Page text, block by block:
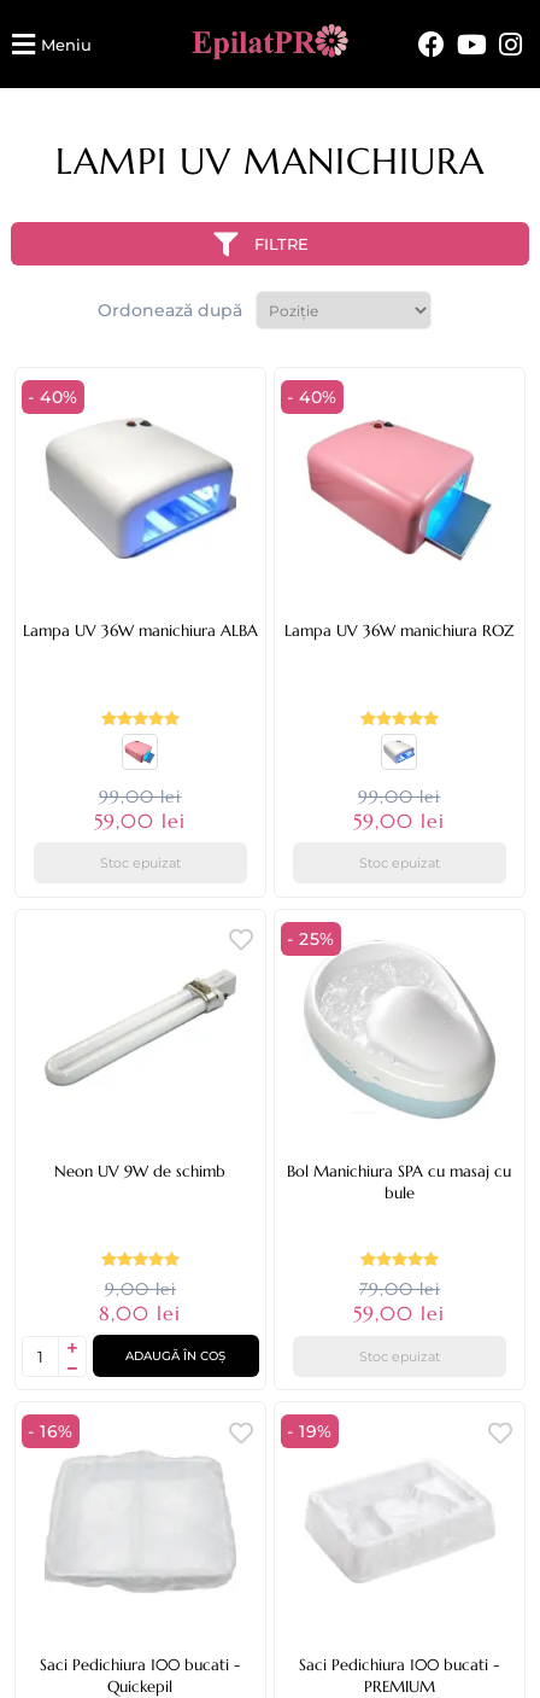
Meniu
LAMPI UV MANICHIURA
FILTRE
Ordonează după
- 40%
Lampa UV 36W manichiura ALBA
99,00 lei
59,00 lei
Stoc epuizat
- 40%
Lampa UV 36W manichiura ROZ
99,00 lei
59,00 lei
Stoc epuizat
Neon UV 9W de schimb
9,00 lei
8,00 lei
ADAUGĂ ÎN COȘ
- 25%
Bol Manichiura SPA cu masaj cu
bule
79,00 lei
59,00 lei
Stoc epuizat
- 16%
Saci Pedichiura 100 bucati -
Quickepil
- 19%
Saci Pedichiura 100 bucati -
PREMIUM